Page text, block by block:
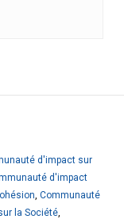
d'impact sur
d'impact
Communauté
la Société,